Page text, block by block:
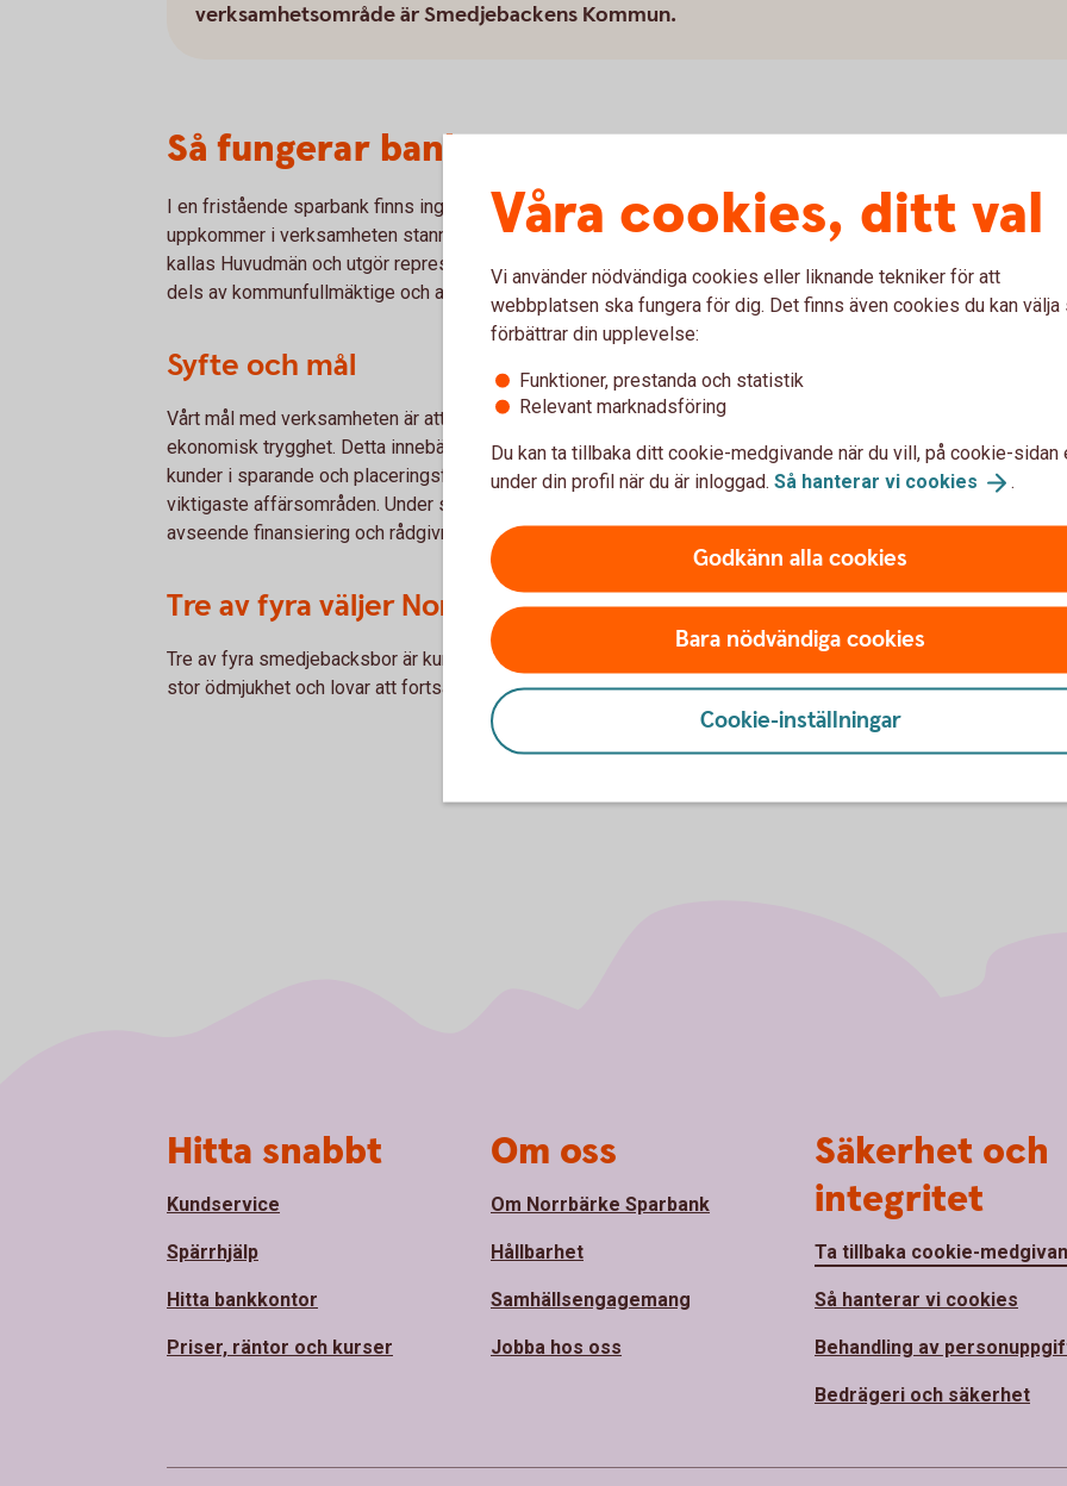
verksamhetsområde är Smedjebackens Kommun.
Så fungerar banken
I en fristående sparbank finns inga ägare. Detta innebär att de överskott som
uppkommer i verksamheten stannar i banken. De som godkänner bankens förvaltning
kallas Huvudmän och utgör representanter för insättarna i banken. Huvudmännen utses
dels av kommunfullmäktige och av huvudmännen själva. I banken finns 24 huvudmän.
Syfte och mål
Vårt mål med verksamheten är att hjälpa människor i Smedjebacken att bygga en
ekonomisk trygghet. Detta innebär att vi satsar stora resurser på att ge goda råd till våra
kunder i sparande och placeringsfrågor. Boendefinansiering är av tradition ett av våra
viktigaste affärsområden. Under senare år har vi även förstärkt vår organisation
avseende finansiering och rådgivning till främst mindre företag.
Tre av fyra väljer Norrbärke Sparbank
Tre av fyra smedjebacksbor är kunder i Norrbärke Sparbank. Vi noterar förhållandet med
stor ödmjukhet och lovar att fortsätta arbetet för våra kunders och bygdens bästa.
Våra cookies, ditt val
Vi använder nödvändiga cookies eller liknande tekniker för att
webbplatsen ska fungera för dig. Det finns även cookies du kan välja
förbättrar din upplevelse:
Funktioner, prestanda och statistik
Relevant marknadsföring
Du kan ta tillbaka ditt cookie-medgivande när du vill, på cookie-sidan
under din profil när du är inloggad. Så hanterar vi cookies .
Godkänn alla cookies
Bara nödvändiga cookies
Cookie-inställningar
Hitta snabbt
Kundservice
Spärrhjälp
Hitta bankkontor
Priser, räntor och kurser
Om oss
Om Norrbärke Sparbank
Hållbarhet
Samhällsengagemang
Jobba hos oss
Säkerhet och
integritet
Ta tillbaka cookie-
Så hanterar vi cookies
Behandling av
Bedrägeri och säkerhet